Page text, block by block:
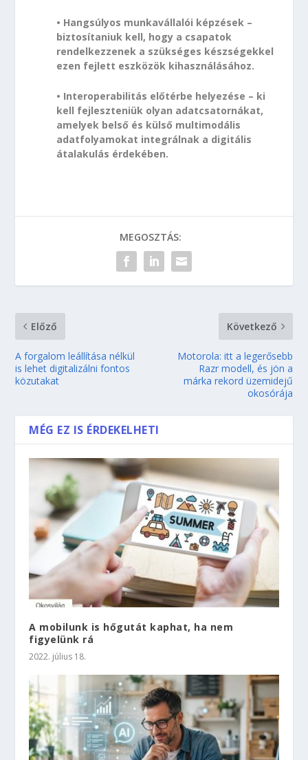
• Hangsúlyos munkavállalói képzések –
biztosítaniuk kell, hogy a csapatok
rendelkezzenek a szükséges készségekkel
ezen fejlett eszközök kihasználásához.
• Interoperabilitás előtérbe helyezése – ki
kell fejleszteniük olyan adatcsatornákat,
amelyek belső és külső multimodális
adatfolyamokat integrálnak a digitális
átalakulás érdekében.
MEGOSZTÁS:
Előző
A forgalom leállítása nélkül
is lehet digitalizálni fontos
közutakat
Következő
Motorola: itt a legerősebb
Razr modell, és jön a
márka rekord üzemidejű
okosórája
MÉG EZ IS ÉRDEKELHETI
A mobilunk is hőgutát kaphat, ha nem
figyelünk rá
2022. július 18.